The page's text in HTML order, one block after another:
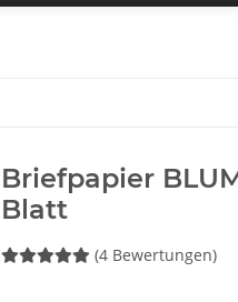
Briefpapier
Blatt
(4 Bewertungen)